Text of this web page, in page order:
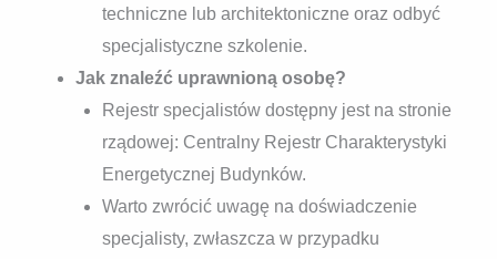
techniczne lub architektoniczne oraz odbyć
specjalistyczne szkolenie.
Jak znaleźć uprawnioną osobę?
Rejestr specjalistów dostępny jest na stronie
rządowej: Centralny Rejestr Charakterystyki
Energetycznej Budynków.
Warto zwrócić uwagę na doświadczenie
specjalisty, zwłaszcza w przypadku